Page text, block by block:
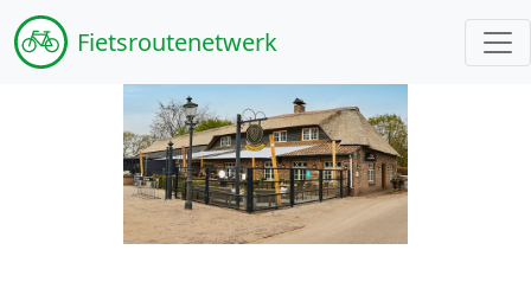
Fietsroutenetwerk